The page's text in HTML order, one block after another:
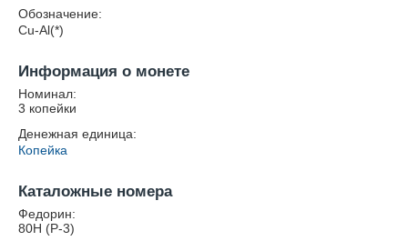
Обозначение:
Cu-Al(*)
Информация о монете
Номинал:
3 копейки
Денежная единица:
Копейка
Каталожные номера
Федорин:
80Н (Р-3)